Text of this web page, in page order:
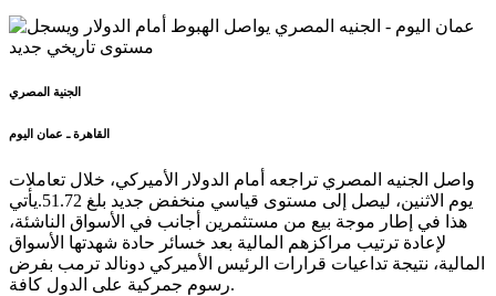
الجنية المصري
القاهرة ـ عمان اليوم
واصل الجنيه المصري تراجعه أمام الدولار الأميركي، خلال تعاملات
يوم الاثنين، ليصل إلى مستوى قياسي منخفض جديد بلغ 51.72.يأتي
هذا في إطار موجة بيع من مستثمرين أجانب في الأسواق الناشئة،
لإعادة ترتيب مراكزهم المالية بعد خسائر حادة شهدتها الأسواق
المالية، نتيجة تداعيات قرارات الرئيس الأميركي دونالد ترمب بفرض
رسوم جمركية على الدول كافة.